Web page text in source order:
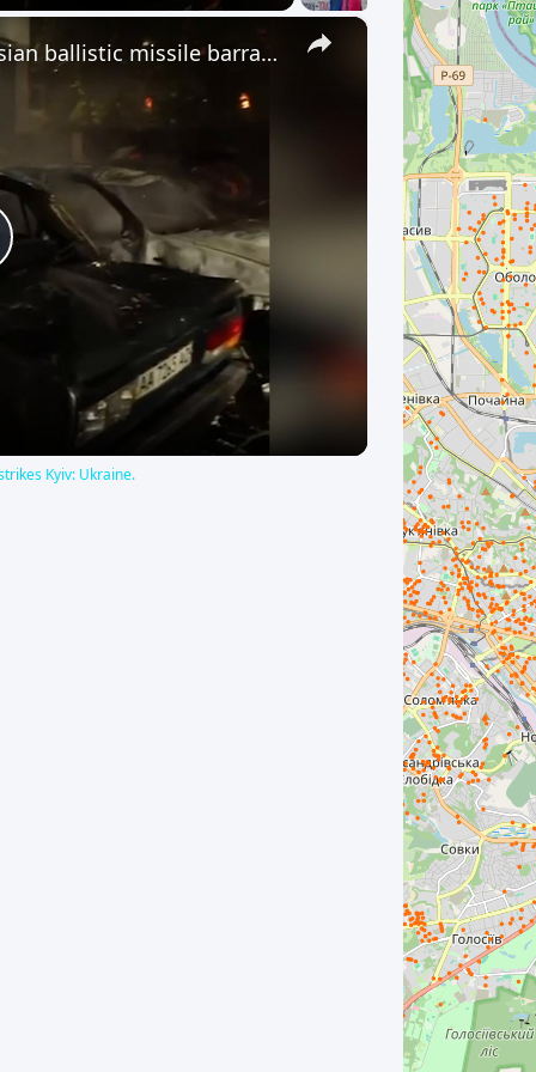
робіт. Територія доглянута,
комфортне та безпечне.
розташування: ЖК «Науковий»
за адресою вул.
40. До станції метро
- лише 5 хвилин, а зупинка
транспорту розташована
за 100 метрів від будинку.
супермаркет Novus, Нова пошта,
магазини, кафе, парки,
заклади, дитячі садочки та
необхідна інфраструктура.
можливий практично у будь-
зручний для вас час за
домовленістю.
вже сьогодні, щоб
про перегляд. Planet's Place
професійний супровід оренди
та лише актуальні
×
Ukraine: At least 7 injured as Russian ballistic missile barrage strikes Kyiv: Ukraine.
Kyiv: Ukraine.